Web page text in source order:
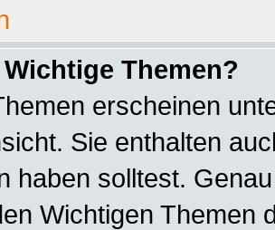
Themen?
erscheinen
Sie enthalten
haben solltest.
Wichtigen Themen